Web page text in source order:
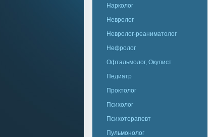
Нарколог
Невролог
Невролог-реаниматолог
Нефролог
Офтальмолог, Окулист
Педиатр
Проктолог
Психолог
Психотерапевт
Пульмонолог